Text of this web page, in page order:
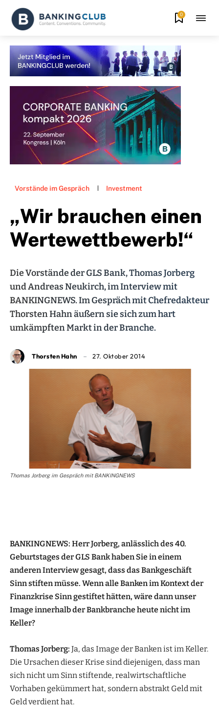
0
Vorstände im Gespräch Investment
„Wir brauchen einen
Wertewettbewerb!“
Die Vorstände der GLS Bank, Thomas Jorberg
und Andreas Neukirch, im Interview mit
BANKINGNEWS. Im Gespräch mit Chefredakteur
Thorsten Hahn äußern sie sich zum hart
umkämpften Markt in der Branche.
Thorsten Hahn 27. Oktober 2014
Thomas Jorberg im Gespräch mit BANKINGNEWS
BANKINGNEWS: Herr Jorberg, anlässlich des 40.
Geburtstages der GLS Bank haben Sie in einem
anderen Interview gesagt, dass das Bankgeschäft
Sinn stiften müsse. Wenn alle Banken im Kontext der
Finanzkrise Sinn gestiftet hätten, wäre dann unser
Image innerhalb der Bankbranche heute nicht im
Keller?
Thomas Jorberg: Ja, das Image der Banken ist im Keller.
Die Ursachen dieser Krise sind diejenigen, dass man
sich nicht um Sinn stiftende, realwirtschaftliche
Vorhaben gekümmert hat, sondern abstrakt Geld mit
Geld verdient hat.